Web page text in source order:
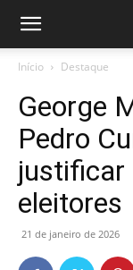
Início Destaque
George
Pedro
justificar
eleitores
21 de janeiro de 2026